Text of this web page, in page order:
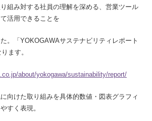
組み対する社員の理解を深める、営業ツール
活用できることを
。「YOKOGAWAサステナビリティレポート
ます。
about/yokogawa/sustainability/report/
向けた取り組みを具体的数値・図表グラフィ
すく表現。